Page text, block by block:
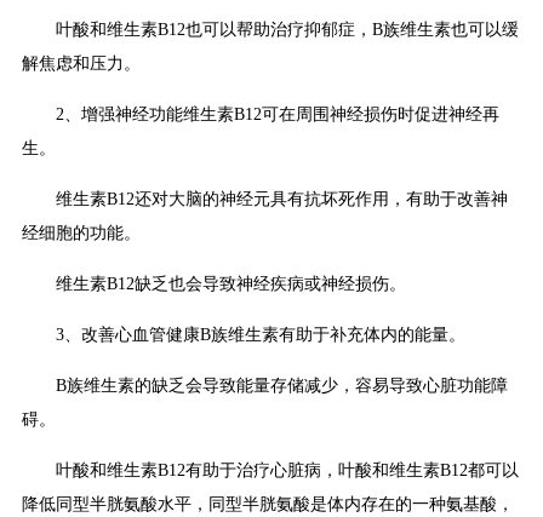
叶酸和维生素B12也可以帮助治疗抑郁症，B族维生素也可以缓
解焦虑和压力。
2、增强神经功能维生素B12可在周围神经损伤时促进神经再
生。
维生素B12还对大脑的神经元具有抗坏死作用，有助于改善神
经细胞的功能。
维生素B12缺乏也会导致神经疾病或神经损伤。
3、改善心血管健康B族维生素有助于补充体内的能量。
B族维生素的缺乏会导致能量存储减少，容易导致心脏功能障
碍。
叶酸和维生素B12有助于治疗心脏病，叶酸和维生素B12都可以
降低同型半胱氨酸水平，同型半胱氨酸是体内存在的一种氨基酸，